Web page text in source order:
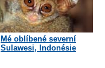
Mé oblíbené severní
Sulawesi, Indonésie